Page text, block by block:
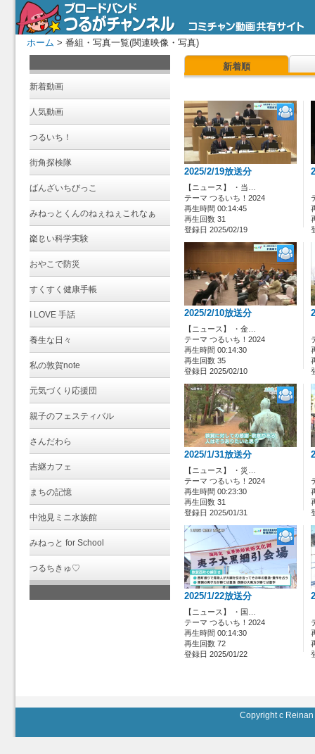
ホーム > 番組・写真一覧(関連映像・写真)
新着動画
人気動画
つるいち！
街角探検隊
ばんざいちびっこ
みねっとくんのねぇねぇこれなぁ
に？
楽しい科学実験
おやこで防災
すくすく健康手帳
I LOVE 手話
養生な日々
私の敦賀note
元気づくり応援団
親子のフェスティバル
さんだわら
吉継カフェ
まちの記憶
中池見ミニ水族館
みねっと for School
つるちきゅ♡
新着順
2025/2/19放送分
【ニュース】 ・当…
テーマ つるいち！2024
再生時間 00:14:45
再生回数 31
登録日 2025/02/19
2025/2/10放送分
【ニュース】 ・金…
テーマ つるいち！2024
再生時間 00:14:30
再生回数 35
登録日 2025/02/10
2025/1/31放送分
【ニュース】 ・災…
テーマ つるいち！2024
再生時間 00:23:30
再生回数 31
登録日 2025/01/31
2025/1/22放送分
【ニュース】 ・国…
テーマ つるいち！2024
再生時間 00:14:30
再生回数 72
登録日 2025/01/22
Copyright c